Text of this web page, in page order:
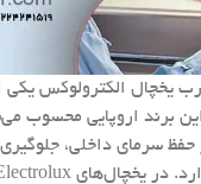
یخچال‌ الکترولوکس یکی
برند اروپایی محسوب
سرمای داخلی، جلوگیری